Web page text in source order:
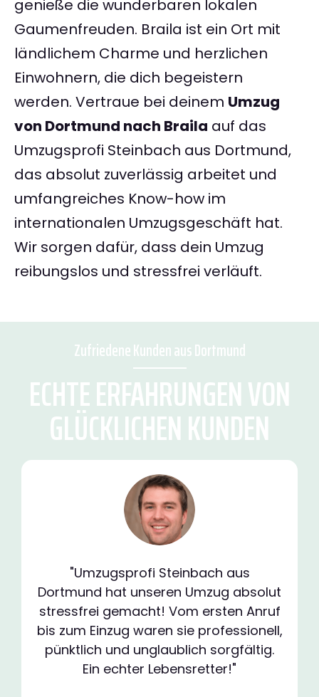
genieße die wunderbaren lokalen
Gaumenfreuden. Braila ist ein Ort mit
ländlichem Charme und herzlichen
Einwohnern, die dich begeistern
werden. Vertraue bei deinem Umzug
von Dortmund nach Braila auf das
Umzugsprofi Steinbach aus Dortmund,
das absolut zuverlässig arbeitet und
umfangreiches Know-how im
internationalen Umzugsgeschäft hat.
Wir sorgen dafür, dass dein Umzug
reibungslos und stressfrei verläuft.
Zufriedene Kunden aus Dortmund
ECHTE ERFAHRUNGEN VON
GLÜCKLICHEN KUNDEN
"Umzugsprofi Steinbach aus
Dortmund hat unseren Umzug absolut
stressfrei gemacht! Vom ersten Anruf
bis zum Einzug waren sie professionell,
pünktlich und unglaublich sorgfältig.
Ein echter Lebensretter!"